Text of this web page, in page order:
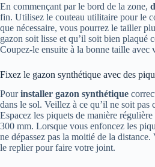
En commençant par le bord de la zone,
fin. Utilisez le couteau utilitaire pour le
que nécessaire, vous pourrez le tailler
gazon soit lisse et qu’il soit bien plaqué
Coupez-le ensuite à la bonne taille avec
Fixez le gazon synthétique avec des
Pourinstaller gazon synthétique
dans le sol. Veillez à ce qu’il ne soit pas
Espacez les piquets de manière
300 mm. Lorsque vous enfoncez les
ne dépassez pas la moitié de la
le replier pour faire votre joint.